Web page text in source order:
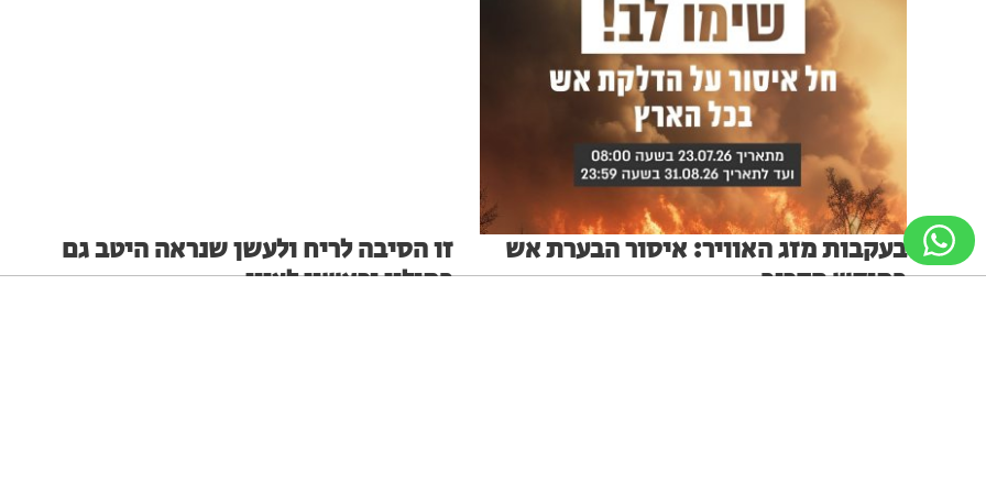
בעקבות מזג האוויר: איסור הבערת אש
בחודש הקרוב
זו הסיבה לריח ולעשן שנראה היטב גם
בחולון וראשון לציון